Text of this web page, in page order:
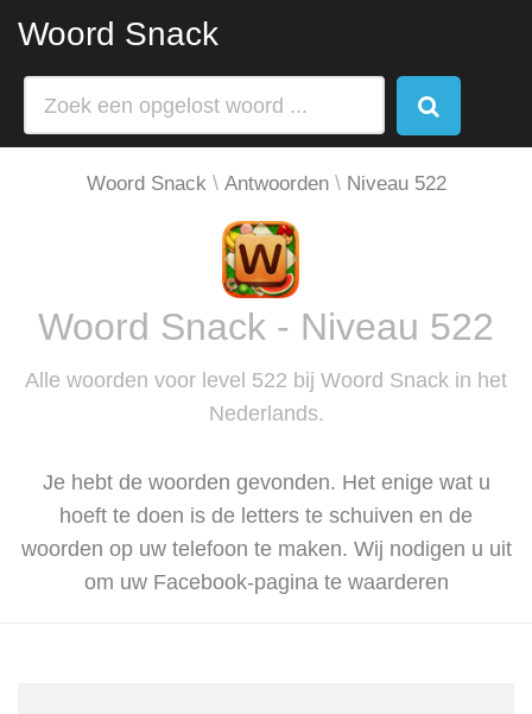
Woord Snack
Woord Snack Antwoorden Niveau 522
Woord Snack - Niveau 522
Alle woorden voor level 522 bij Woord Snack in het
Nederlands.
Je hebt de woorden gevonden. Het enige wat u
hoeft te doen is de letters te schuiven en de
woorden op uw telefoon te maken. Wij nodigen u uit
om uw Facebook-pagina te waarderen